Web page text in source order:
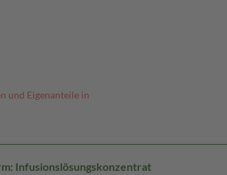
und Eigenanteile in
Infusionslösungskonzentrat